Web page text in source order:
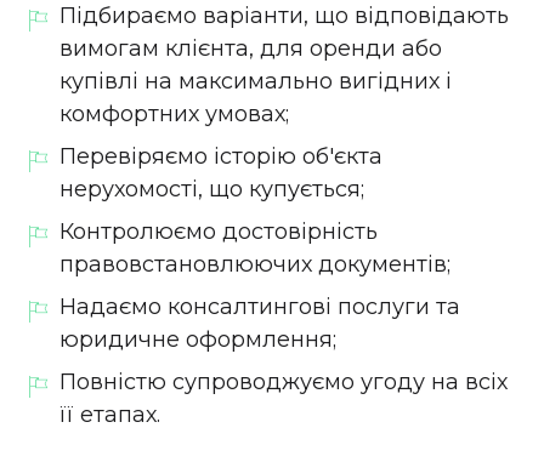
Підбираємо варіанти, що відповідають
вимогам клієнта, для оренди або
купівлі на максимально вигідних і
комфортних умовах;
Перевіряємо історію об'єкта
нерухомості, що купується;
Контролюємо достовірність
правовстановлюючих документів;
Надаємо консалтингові послуги та
юридичне оформлення;
Повністю супроводжуємо угоду на всіх
її етапах.